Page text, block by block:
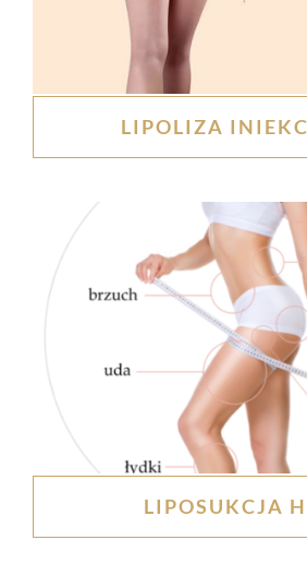
LIPOLIZA
LIPOSUKCJA